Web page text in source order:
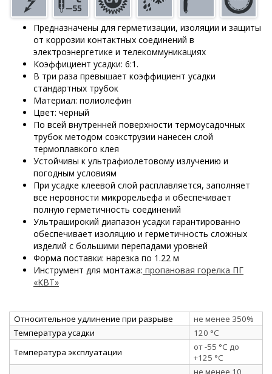
Предназначены для герметизации, изоляции и защиты
от коррозии контактных соединений в
электроэнергетике и телекоммуникациях
Коэффициент усадки: 6:1.
В три раза превышает коэффициент усадки
стандартных трубок
Материал: полиолефин
Цвет: черный
По всей внутренней поверхности термоусадочных
трубок методом соэкструзии нанесен слой
термоплавкого клея
Устойчивы к ультрафиолетовому излучению и
погодным условиям
При усадке клеевой слой расплавляется, заполняет
все неровности микрорельефа и обеспечивает
полную герметичность соединений
Ультраширокий диапазон усадки гарантированно
обеспечивает изоляцию и герметичность сложных
изделий с большими перепадами уровней
Форма поставки: нарезка по 1.22 м
Инструмент для монтажа: пропановая горелка ПГ
«КВТ»
Относительное удлинение при разрыве
не менее 350%
Температура усадки
120 °C
Температура эксплуатации
от -55 °C до
+125 °C
не менее 10